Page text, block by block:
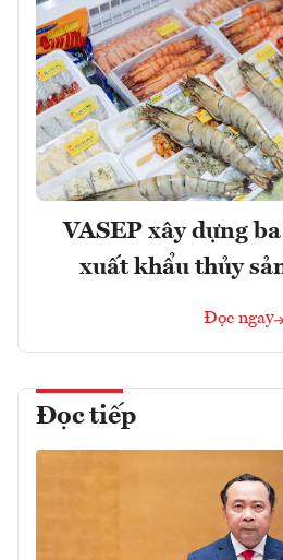
VASEP xây dựng
xuất khẩu thủy
Đọc ngay
Đọc tiếp